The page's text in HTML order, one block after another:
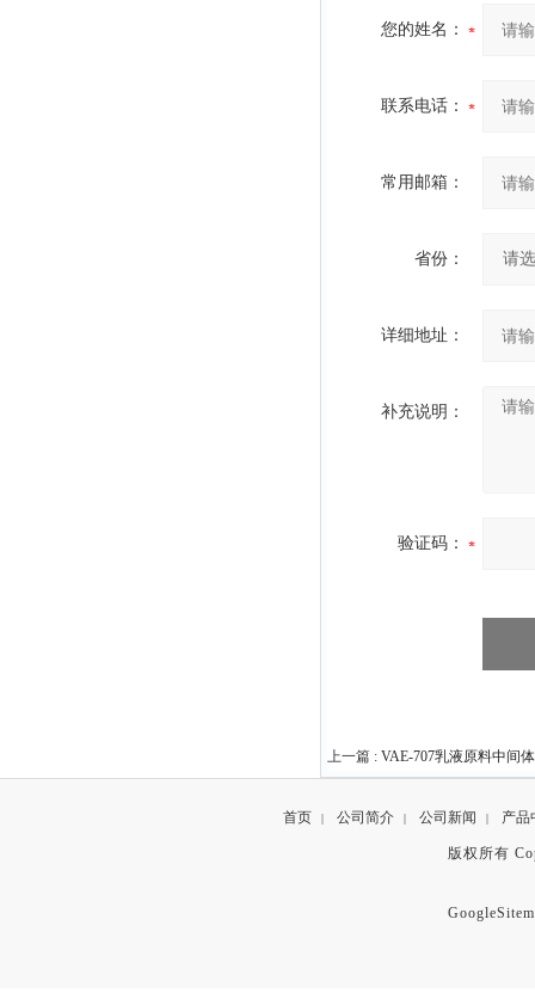
您的姓名：
联系电话：
常用邮箱：
省份：
详细地址：
补充说明：
验证码：
上一篇 : VAE-707乳液原料中间体
首页 | 公司简介 | 公司新闻 | 产品
版权所有